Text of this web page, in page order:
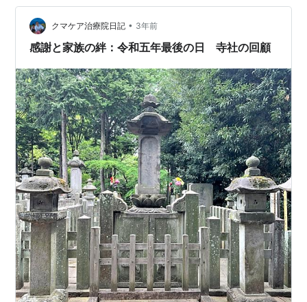
かしていた。久助は甲賀での人生を断ち切るかのよう
に、兄の眉間を鉄砲で打ち込み、滝川一益と名を変えて
甲賀と小夜を後にする。 それから15年が過ぎていた。闇
クマケア治療院日記 • 3年前
感謝と家族の絆：令和五年最後の日 寺社の回顧